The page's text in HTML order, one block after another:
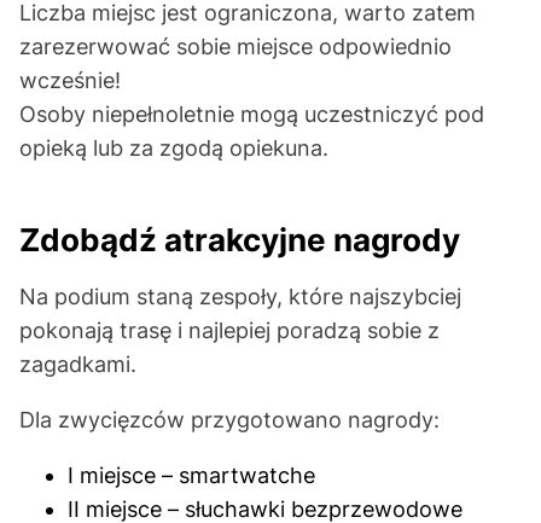
Liczba miejsc jest ograniczona, warto zatem
zarezerwować sobie miejsce odpowiednio
wcześnie!
Osoby niepełnoletnie mogą uczestniczyć pod
opieką lub za zgodą opiekuna.
Zdobądź atrakcyjne nagrody
Na podium staną zespoły, które najszybciej
pokonają trasę i najlepiej poradzą sobie z
zagadkami.
Dla zwycięzców przygotowano nagrody:
I miejsce – smartwatche
II miejsce – słuchawki bezprzewodowe